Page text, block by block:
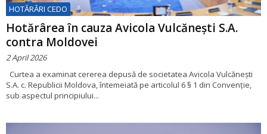
HOTĂRÂRI CEDO
Hotărârea în cauza Avicola Vulcănești S.A.
contra Moldovei
2 April 2026
Curtea a examinat cererea depusă de societatea Avicola Vulcănești
S.A. c. Republicii Moldova, întemeiată pe articolul 6 § 1 din Convenție,
sub aspectul principiului...